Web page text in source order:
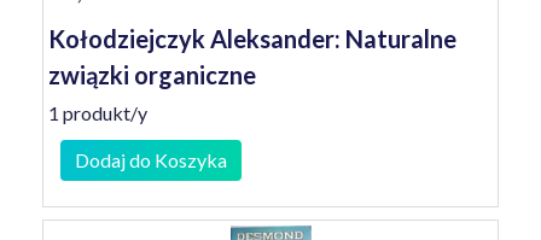
Kołodziejczyk Aleksander: Naturalne
związki organiczne
1 produkt/y
Dodaj do Koszyka